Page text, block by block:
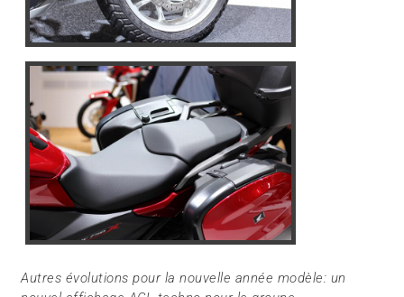
Autres évolutions pour la nouvelle année modèle: un